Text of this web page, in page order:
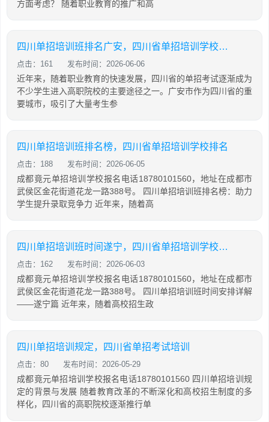
方面考虑？ 随着职业教育的推广和高
四川单招培训班排名广安，四川省单招培训学校排名
点击：161 发布时间：2026-06-06
近年来，随着职业教育的快速发展，四川省的单招考试逐渐成为
不少学生进入高职院校的主要途径之一。广安市作为四川省的重
要城市，吸引了大量考生参
四川单招培训班排名榜，四川省单招培训学校排名
点击：188 发布时间：2026-06-05
成都竟元单招培训学校报名电话18780101560，地址在成都市
武侯区金花街道花龙一路388号。 四川单招培训班排名榜：助力
学生提升录取竞争力 近年来，随着高
四川单招培训班时间遂宁，四川省单招培训学校排名
点击：162 发布时间：2026-06-03
成都竟元单招培训学校报名电话18780101560，地址在成都市
武侯区金花街道花龙一路388号。 四川单招培训班时间安排详解
——遂宁篇 近年来，随着高校招生政
四川单招培训规定，四川省单招考试培训
点击：80 发布时间：2026-05-29
成都竟元单招培训学校报名电话18780101560 四川单招培训规
定的背景与发展 随着教育改革的不断深化和高校招生制度的多
样化，四川省的高职院校逐渐推行单